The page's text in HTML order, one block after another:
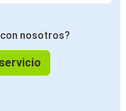
con nosotros?